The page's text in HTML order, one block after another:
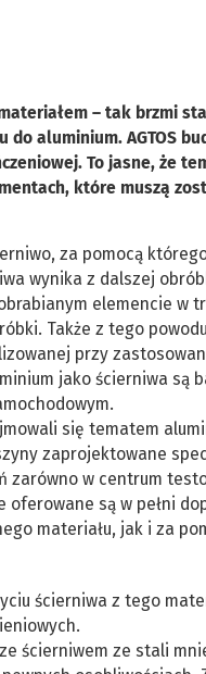
– tak brzmi
aluminium. AGTOS
To jasne, że
które muszą
za pomocą
wynika z dalszej
elemencie w
Także z tego
przy
jako ścierniwa są
się tematem
zaprojektowane
w centrum
są w pełni
materiału, jak i za
ścierniwa z tego
ścierniwem ze stali